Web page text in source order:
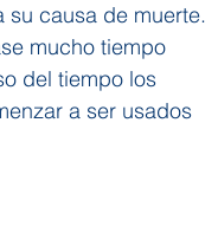
su causa de muerte.
mucho tiempo
del tiempo los
a ser usados